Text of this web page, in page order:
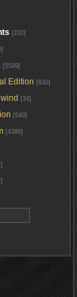
[232]
[5599]
Edition [630]
[34]
[549]
[4386]